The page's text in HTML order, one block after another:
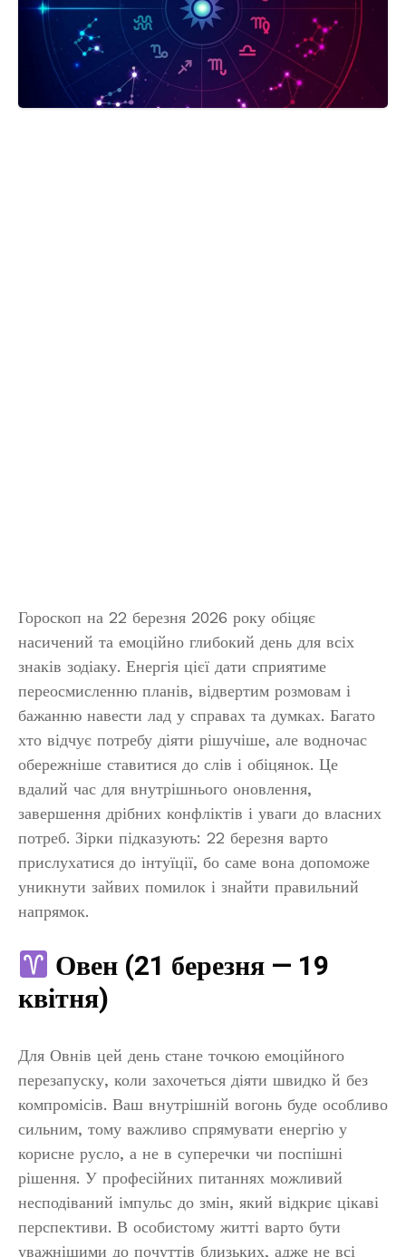
Гороскоп на 22 березня 2026 року обіцяє
насичений та емоційно глибокий день для всіх
знаків зодіаку. Енергія цієї дати сприятиме
переосмисленню планів, відвертим розмовам і
бажанню навести лад у справах та думках. Багато
хто відчує потребу діяти рішучіше, але водночас
обережніше ставитися до слів і обіцянок. Це
вдалий час для внутрішнього оновлення,
завершення дрібних конфліктів і уваги до власних
потреб. Зірки підказують: 22 березня варто
прислухатися до інтуїції, бо саме вона допоможе
уникнути зайвих помилок і знайти правильний
напрямок.
Овен (21 березня — 19
квітня)
Для Овнів цей день стане точкою емоційного
перезапуску, коли захочеться діяти швидко й без
компромісів. Ваш внутрішній вогонь буде особливо
сильним, тому важливо спрямувати енергію у
корисне русло, а не в суперечки чи поспішні
рішення. У професійних питаннях можливий
несподіваний імпульс до змін, який відкриє цікаві
перспективи. В особистому житті варто бути
уважнішими до почуттів близьких, адже не всі